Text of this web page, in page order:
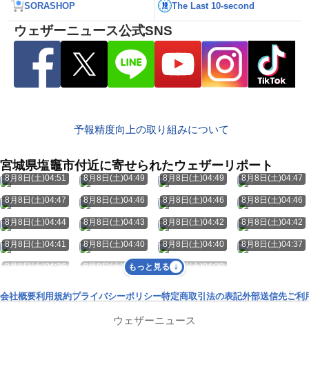
SORASHOP The Last 10-second
ウェザーニュース公式SNS
予報精度向上の取り組みについて
宮城県塩竈市付近に寄せられたウェザーリポート
8月8日(土)04:51 8月8日(土)04:49 8月8日(土)04:49 8月8日(土)04:47
8月8日(土)04:47 8月8日(土)04:46 8月8日(土)04:46 8月8日(土)04:46
8月8日(土)04:44 8月8日(土)04:43 8月8日(土)04:42 8月8日(土)04:42
8月8日(土)04:41 8月8日(土)04:40 8月8日(土)04:40 8月8日(土)04:37
8月8日(土)04:36 8月8日(土)04:34 8月8日(土)04:30
もっと見る
会社概要利用規約プライバシーポリシー特定商取引法の表記外部送信先ご利
ウェザーニュース